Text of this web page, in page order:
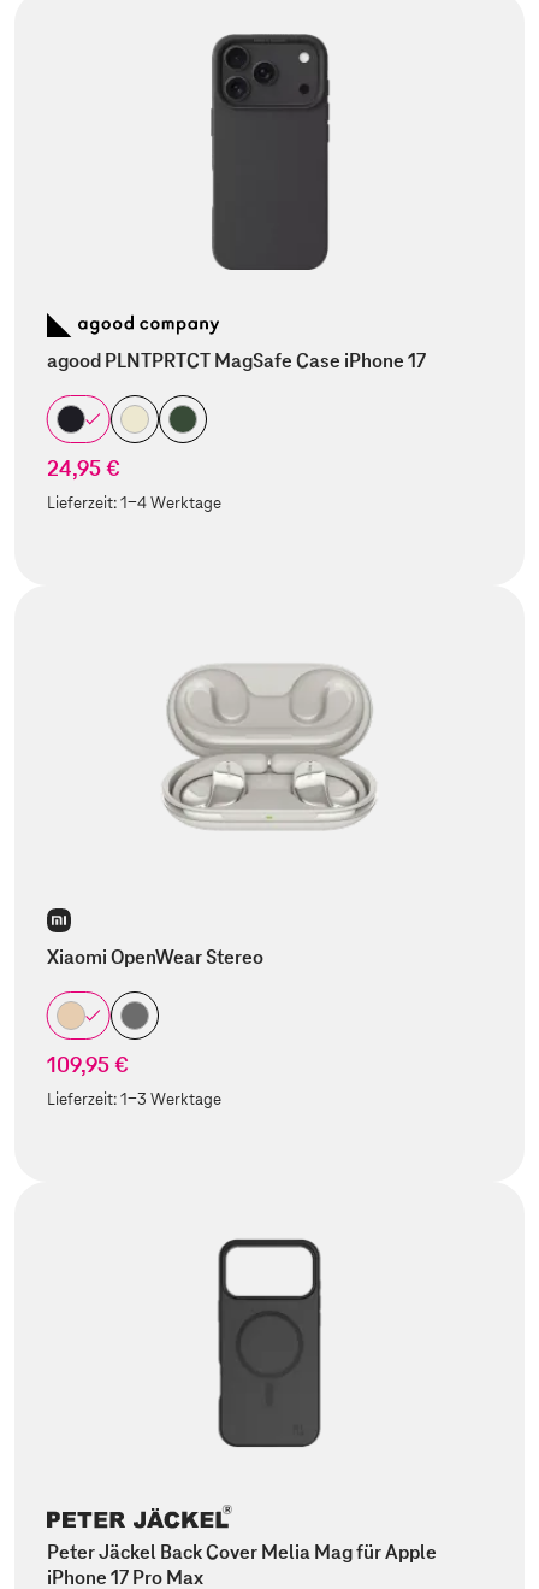
agood PLNTPRTCT MagSafe Case iPhone 17
24,95 €
Lieferzeit:1-4 Werktage
Xiaomi OpenWear Stereo
109,95 €
Lieferzeit:1-3 Werktage
Peter Jäckel Back Cover Melia Mag für Apple
iPhone 17 Pro Max